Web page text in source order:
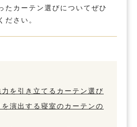
たカーテン選びについてぜひ
ださい。
力を引き立てるカーテン選び
演出する寝室のカーテンの